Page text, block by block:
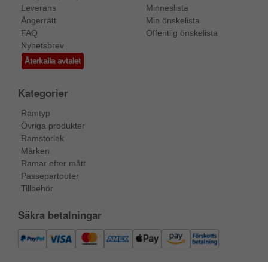
Leverans
Ångerrätt
FAQ
Nyhetsbrev
Återkalla avtalet
Minneslista
Min önskelista
Offentlig önskelista
Kategorier
Ramtyp
Övriga produkter
Ramstorlek
Märken
Ramar efter mått
Passepartouter
Tillbehör
Säkra betalningar